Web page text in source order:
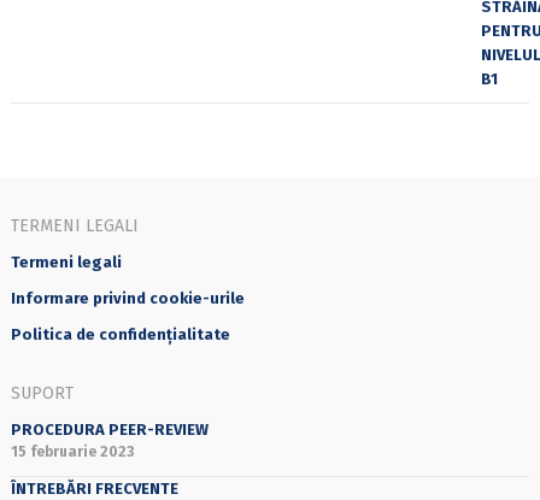
TERMENI LEGALI
Termeni legali
Informare privind cookie-urile
Politica de confidențialitate
SUPORT
PROCEDURA PEER-REVIEW
15 februarie 2023
ÎNTREBĂRI FRECVENTE